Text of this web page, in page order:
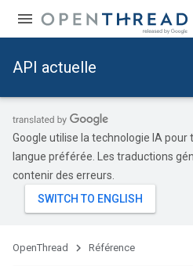
API actuelle
Google utilise la technologie IA
langue préférée. Les traductions
contenir des erreurs.
OpenThread Référence